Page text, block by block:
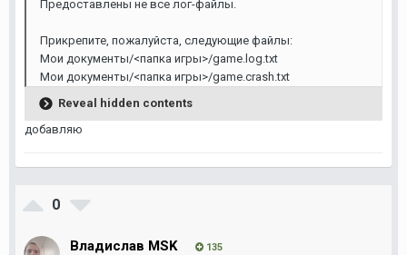
Предоставлены не все лог-файлы.
Прикрепите, пожалуйста, следующие файлы:
Мои документы/<папка игры>/game.log.txt
Мои документы/<папка игры>/game.crash.txt
Reveal hidden contents
добавляю
0
Владислав MSK 135